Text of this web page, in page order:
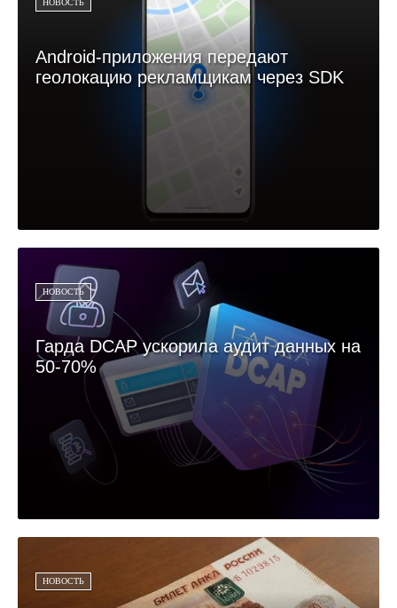
НОВОСТЬ
Android-приложения передают
геолокацию рекламщикам через SDK
НОВОСТЬ
Гарда DCAP ускорила аудит данных на
50-70%
НОВОСТЬ